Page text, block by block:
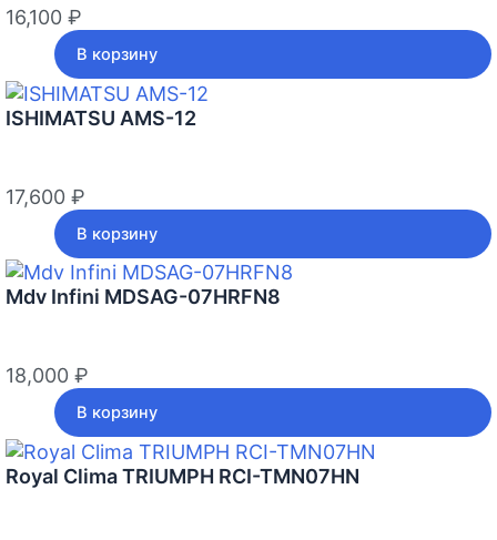
16,100 ₽
В корзину
ISHIMATSU AMS-12
17,600 ₽
В корзину
Mdv Infini MDSAG-07HRFN8
18,000 ₽
В корзину
Royal Clima TRIUMPH RCI-TMN07HN